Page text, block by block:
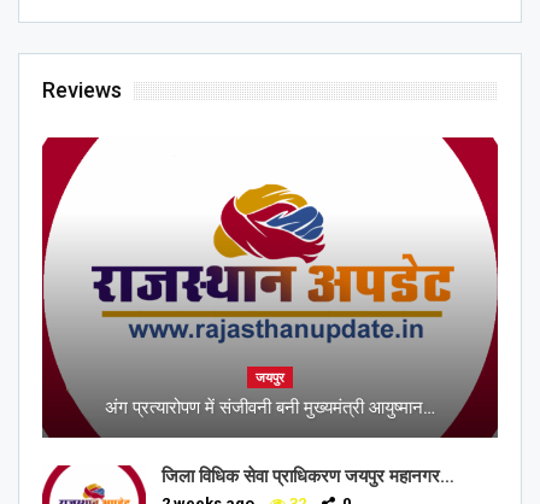
Reviews
जयपुर
अंग प्रत्यारोपण में संजीवनी बनी मुख्यमंत्री आयुष्मान…
जिला विधिक सेवा प्राधिकरण जयपुर महानगर…